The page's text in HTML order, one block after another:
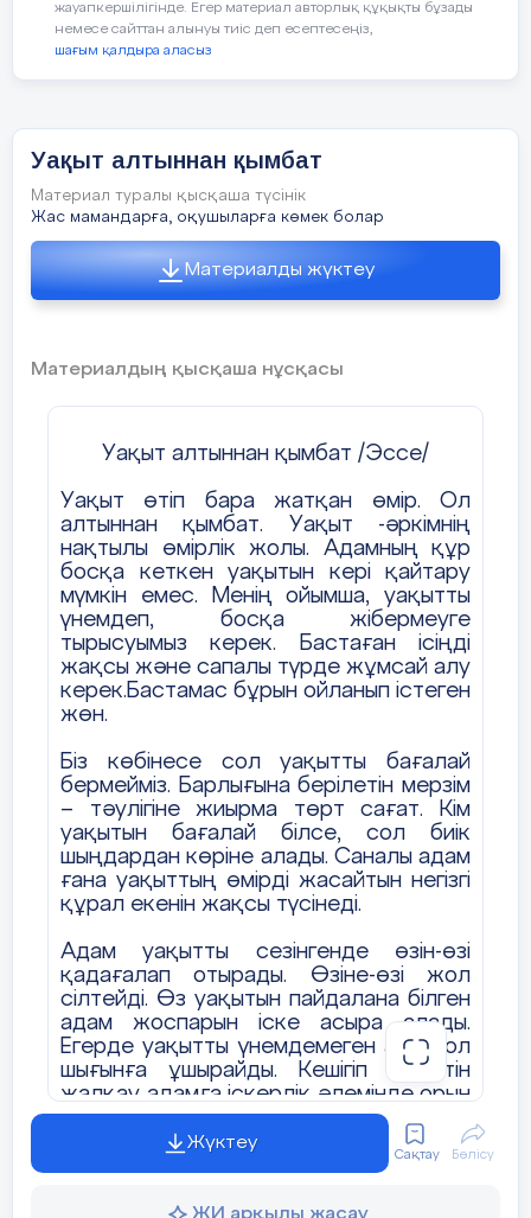
Мешітке жаққан
шамдары-ай!
кәпірдің
Күшті болған
салдары-ай!
2. Аллитерация. Ассонанс. Риторикалық
3. Қос нүкте. Мысалдар келтір.
4. Сөйлемге толық (асты сызылған сөзге
сөз құрамына, лексикалық, фонетикалық)
талдау жаса.
Алыстан көрінетін қызыл қоңыр мұнара
ханымның көзіне оттайбасылды.
5. «Күтімі жаман ағаштың,
Бітімі де жаман» дегенді қалай
түсінесің? Өз ойыңды ойтолғау түрінде
жаз.
жауапкершілігінде. Егер материал авторлық құқықты бұзады
немесе сайттан алынуы тиіс деп есептесеңіз,
шағым қалдыра аласыз
Уақыт алтыннан қымбат
Материал туралы қысқаша түсінік
Жас мамандарға, оқушыларға көмек болар
Материалды жүктеу
Материалдың қысқаша нұсқасы
Уақыт алтыннан қымбат /Эссе/
Уақыт өтіп бара жатқан өмір. Ол
алтыннан қымбат. Уақыт -әркімнің
нақтылы өмірлік жолы. Адамның құр
босқа кеткен уақытын кері қайтару
мүмкін емес. Менің ойымша, уақытты
үнемдеп, босқа жібермеуге
тырысуымыз керек. Бастаған ісіңді
жақсы және сапалы түрде жұмсай алу
керек.Бастамас бұрын ойланып істеген
жөн.
Біз көбінесе сол уақытты бағалай
бермейміз. Барлығына берілетін мерзім
– тәулігіне жиырма төрт сағат. Кім
уақытын бағалай білсе, сол биік
шыңдардан көріне алады. Саналы адам
ғана уақыттың өмірді жасайтын негізгі
құрал екенін жақсы түсінеді.
Адам уақытты сезінгенде өзін-өзі
қадағалап отырады. Өзіне-өзі жол
сілтейді. Өз уақытын пайдалана білген
адам жоспарын іске асыра алады.
Егерде уақытты үнемдемеген адам ол
шығынға ұшырайды. Кешігіп жүретін
жалқау адамға іскерлік әлемінде орын
жоқ.Өйткені уақытты бағалай білген
жөн.Жалқаулықтан бойыңды аулақ
Мен бесінші сынып оқушысымын. Өз
Жүктеу
Сақтау Бөлісу
ЖИ арқылы жасау